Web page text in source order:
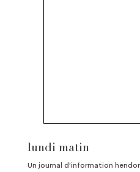
lundi matin
Un journal d’information